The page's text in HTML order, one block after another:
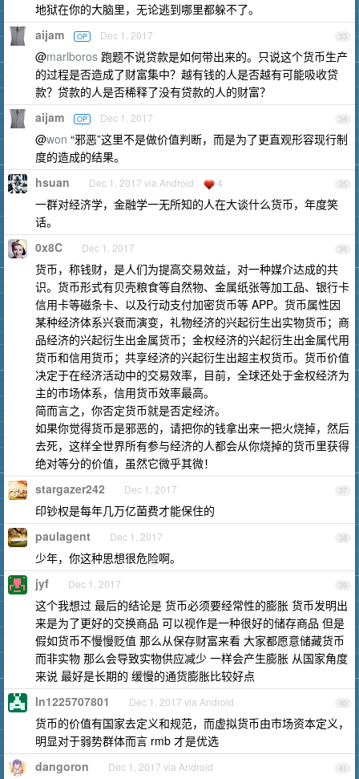
地狱在你的大脑里，无论逃到哪里都躲不了。
33
aijam OP Dec 1, 2017
@marlboros 跑题不说贷款是如何带出来的。只说这个货币生产
的过程是否造成了财富集中？越有钱的人是否越有可能吸收贷
款？贷款的人是否稀释了没有贷款的人的财富？
34
aijam OP Dec 1, 2017
@won “邪恶”这里不是做价值判断，而是为了更直观形容现行制
度的造成的结果。
35
hsuan Dec 1, 2017 via Android 4
一群对经济学，金融学一无所知的人在大谈什么货币，年度笑
话。
36
0x8C Dec 1, 2017
货币，称钱财，是人们为提高交易效益，对一种媒介达成的共
识。货币形式有贝壳粮食等自然物、金属纸张等加工品、银行卡
信用卡等磁条卡、以及行动支付加密货币等 APP。货币属性因
某种经济体系兴衰而演变，礼物经济的兴起衍生出实物货币；商
品经济的兴起衍生出金属货币；金权经济的兴起衍生出金属代用
货币和信用货币；共享经济的兴起衍生出超主权货币。货币价值
决定于在经济活动中的交易效率，目前，全球还处于金权经济为
主的市场体系，信用货币效率最高。
简而言之，你否定货币就是否定经济。
如果你觉得货币是邪恶的，请把你的钱拿出来一把火烧掉，然后
去死，这样全世界所有参与经济的人都会从你烧掉的货币里获得
绝对等分的价值，虽然它微乎其微！
37
stargazer242 Dec 1, 2017
印钞权是每年几万亿菌费才能保住的
38
paulagent Dec 1, 2017
少年，你这种思想很危险啊。
39
jyf Dec 1, 2017
这个我想过 最后的结论是 货币必须要经常性的膨胀 货币发明出
来是为了更好的交换商品 可以视作是一种很好的储存商品 但是
假如货币不慢慢贬值 那么从保存财富来看 大家都愿意储藏货币
而非实物 那么会导致实物供应减少 一样会产生膨胀 从国家角度
来说 最好是长期的 缓慢的通货膨胀比较好点
40
ln1225707801 Dec 1, 2017 via Android
货币的价值有国家去定义和规范，而虚拟货币由市场资本定义，
明显对于弱势群体而言 rmb 才是优选
41
dangoron Dec 1, 2017 via Android